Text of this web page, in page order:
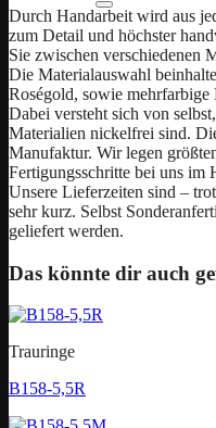
Durch Handarbeit wird aus
zum Detail und höchster
Sie zwischen verschiedenen
Die Materialauswahl
Roségold, sowie mehrfarbige
Dabei versteht sich von
Materialien nickelfrei sind.
Manufaktur. Wir legen
Fertigungsschritte bei uns im
Unsere Lieferzeiten sind –
sehr kurz. Selbst
geliefert werden.
Das könnte dir auch
Trauringe
B158-5,5R